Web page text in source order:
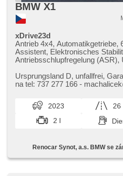
BMW X1
xDrive23d
Antrieb 4x4, Automatikgetriebe,
Assistent, Elektronisches
Antriebsschlupfregelung (ASR),
podvozku, Adaptive
LED adaptivní světlomety,
dotykové ovládání palubního
štít, volba jízdního režimu,
Navigation, head-up display,
parkovací senzory zadní, 360°
Scheibenwischersensor,
Multifunktionslenkrad, řazení
Ursprungsland D,​ unfallfrei,​
na tel: 737 277 166 ​-
2023 26
2 l
Renocar Synot, a.s. BMW se